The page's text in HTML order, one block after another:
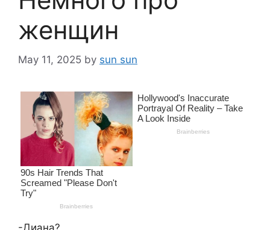
женщин
May 11, 2025 by sun sun
-Диана?